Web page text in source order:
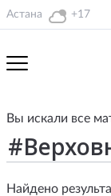
Астана +17
Вы искали все
Найдено